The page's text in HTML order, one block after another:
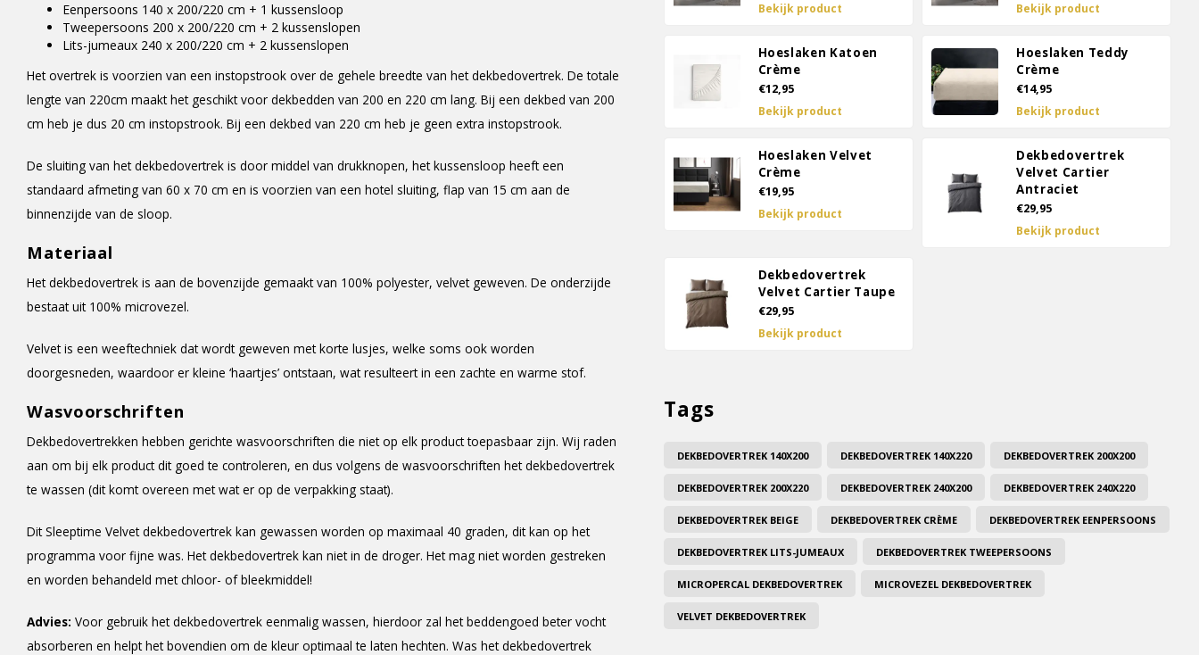
Eenpersoons 140 x 200/220 cm + 1 kussensloop
Tweepersoons 200 x 200/220 cm + 2 kussenslopen
Lits-jumeaux 240 x 200/220 cm + 2 kussenslopen
Het overtrek is voorzien van een instopstrook over de gehele breedte van het dekbedovertrek. De totale
lengte van 220cm maakt het geschikt voor dekbedden van 200 en 220 cm lang. Bij een dekbed van 200
cm heb je dus 20 cm instopstrook. Bij een dekbed van 220 cm heb je geen extra instopstrook.
De sluiting van het dekbedovertrek is door middel van drukknopen, het kussensloop heeft een
standaard afmeting van 60 x 70 cm en is voorzien van een hotel sluiting, flap van 15 cm aan de
binnenzijde van de sloop.
Materiaal
Het dekbedovertrek is aan de bovenzijde gemaakt van 100% polyester, velvet geweven. De onderzijde
bestaat uit 100% microvezel.
Velvet is een weeftechniek dat wordt geweven met korte lusjes, welke soms ook worden
doorgesneden, waardoor er kleine ‘haartjes’ ontstaan, wat resulteert in een zachte en warme stof.
Wasvoorschriften
Dekbedovertrekken hebben gerichte wasvoorschriften die niet op elk product toepasbaar zijn. Wij raden
aan om bij elk product dit goed te controleren, en dus volgens de wasvoorschriften het dekbedovertrek
te wassen (dit komt overeen met wat er op de verpakking staat).
Dit Sleeptime Velvet dekbedovertrek kan gewassen worden op maximaal 40 graden, dit kan op het
programma voor fijne was. Het dekbedovertrek kan niet in de droger. Het mag niet worden gestreken
en worden behandeld met chloor- of bleekmiddel!
Advies: Voor gebruik het dekbedovertrek eenmalig wassen, hierdoor zal het beddengoed beter vocht
absorberen en helpt het bovendien om de kleur optimaal te laten hechten. Was het dekbedovertrek
Bekijk product
Bekijk product
Hoeslaken Katoen
Crème
€12,95
Bekijk product
Hoeslaken Teddy
Crème
€14,95
Bekijk product
Hoeslaken Velvet
Crème
€19,95
Bekijk product
Dekbedovertrek
Velvet Cartier
Antraciet
€29,95
Bekijk product
Dekbedovertrek
Velvet Cartier Taupe
€29,95
Bekijk product
Tags
DEKBEDOVERTREK 140X200 DEKBEDOVERTREK 140X220 DEKBEDOVERTREK 200X200
DEKBEDOVERTREK 200X220 DEKBEDOVERTREK 240X200 DEKBEDOVERTREK 240X220
DEKBEDOVERTREK BEIGE DEKBEDOVERTREK CRÈME DEKBEDOVERTREK EENPERSOONS
DEKBEDOVERTREK LITS-JUMEAUX DEKBEDOVERTREK TWEEPERSOONS
MICROPERCAL DEKBEDOVERTREK MICROVEZEL DEKBEDOVERTREK
VELVET DEKBEDOVERTREK